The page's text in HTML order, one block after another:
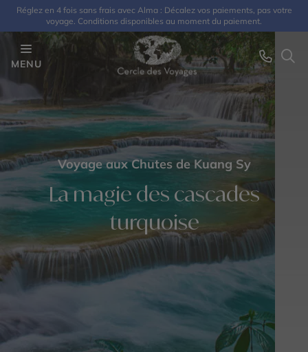
Réglez en 4 fois sans frais avec Alma : Décalez vos paiements, pas votre
voyage. Conditions disponibles au moment du paiement.
MENU
Voyage aux Chutes de Kuang Sy
La magie des cascades
turquoise